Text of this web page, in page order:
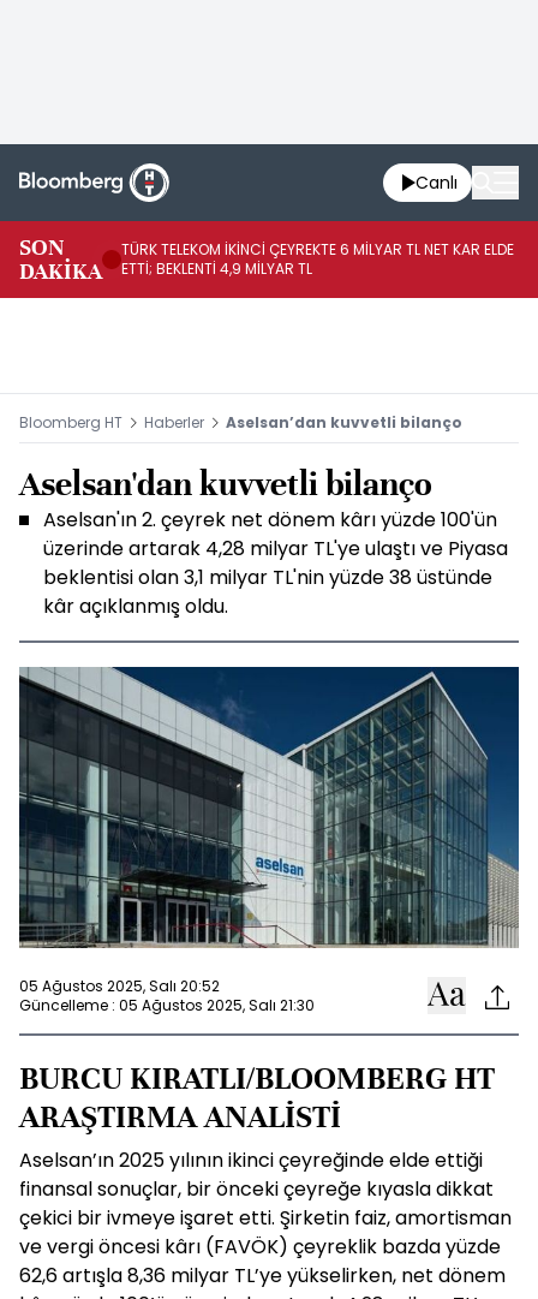
Canlı
SON
DAKİKA
TÜRK TELEKOM İKİNCİ ÇEYREKTE 6 MİLYAR TL NET KAR ELDE
ETTİ; BEKLENTİ 4,9 MİLYAR TL
Bloomberg HT Haberler Aselsan’dan kuvvetli bilanço
Aselsan'dan kuvvetli bilanço
Aselsan'ın 2. çeyrek net dönem kârı yüzde 100'ün
üzerinde artarak 4,28 milyar TL'ye ulaştı ve Piyasa
beklentisi olan 3,1 milyar TL'nin yüzde 38 üstünde
kâr açıklanmış oldu.
05 Ağustos 2025, Salı 20:52
Güncelleme : 05 Ağustos 2025, Salı 21:30
BURCU KIRATLI/BLOOMBERG HT
ARAŞTIRMA ANALİSTİ
Aselsan’ın 2025 yılının ikinci çeyreğinde elde ettiği
finansal sonuçlar, bir önceki çeyreğe kıyasla dikkat
çekici bir ivmeye işaret etti. Şirketin faiz, amortisman
ve vergi öncesi kârı (FAVÖK) çeyreklik bazda yüzde
62,6 artışla 8,36 milyar TL’ye yükselirken, net dönem